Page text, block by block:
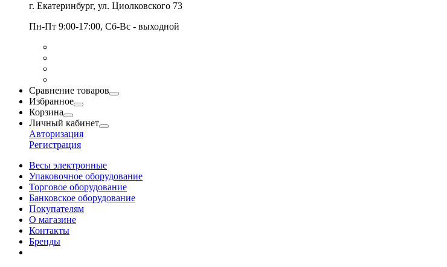
г. Екатеринбург, ул. Циолковского 73
Пн-Пт 9:00-17:00, Сб-Вс - выходной
Сравнение товаров
Избранное
Корзина
Личный кабинет
Авторизация
Регистрация
Весы электронные
Упаковочное оборудование
Торговое оборудование
Банковское оборудование
Покупателям
О магазине
Контакты
Бренды